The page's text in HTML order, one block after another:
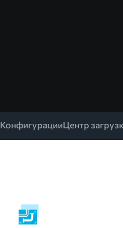
КонфигурацииЦентр